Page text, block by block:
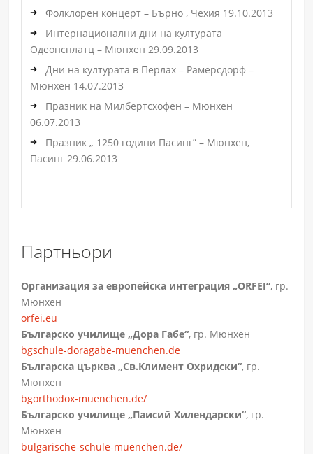
Фолклорен концерт – Бърно , Чехия 19.10.2013
Интернационални дни на културата
Одеонсплатц – Мюнхен 29.09.2013
Дни на културата в Перлах – Рамерсдорф –
Мюнхен 14.07.2013
Празник на Милбертсхофен – Мюнхен
06.07.2013
Празник „ 1250 години Пасинг” – Мюнхен,
Пасинг 29.06.2013
Партньори
Организация за eвропейска интеграция „ORFEI“, гр.
Мюнхен
orfei.eu
Българско училище „Дора Габе“, гр. Мюнхен
bgschule-doragabe-muenchen.de
Българска църква „Св.Климент Охридски“, гр.
Мюнхен
bgorthodox-muenchen.de/
Българско училище „Паисий Хилендарски“, гр.
Мюнхен
bulgarische-schule-muenchen.de/